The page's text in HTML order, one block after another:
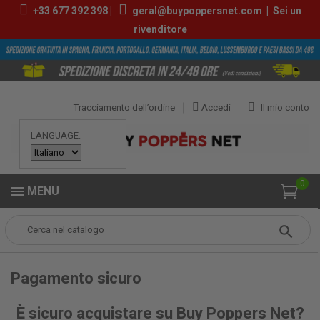
+33 677 392 398| geral@buypoppersnet.com | Sei un
rivenditore
LANGUAGE:
Il mio conto
Accedi
Tracciamento dell’ordine
0
MENU
Pagamento sicuro
Pagamento sicuro
È sicuro acquistare su Buy Poppers Net?